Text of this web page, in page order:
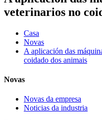
veterinarios no
Casa
Novas
A aplicación das
coidado dos animais
Novas
Novas da empresa
Noticias da industria